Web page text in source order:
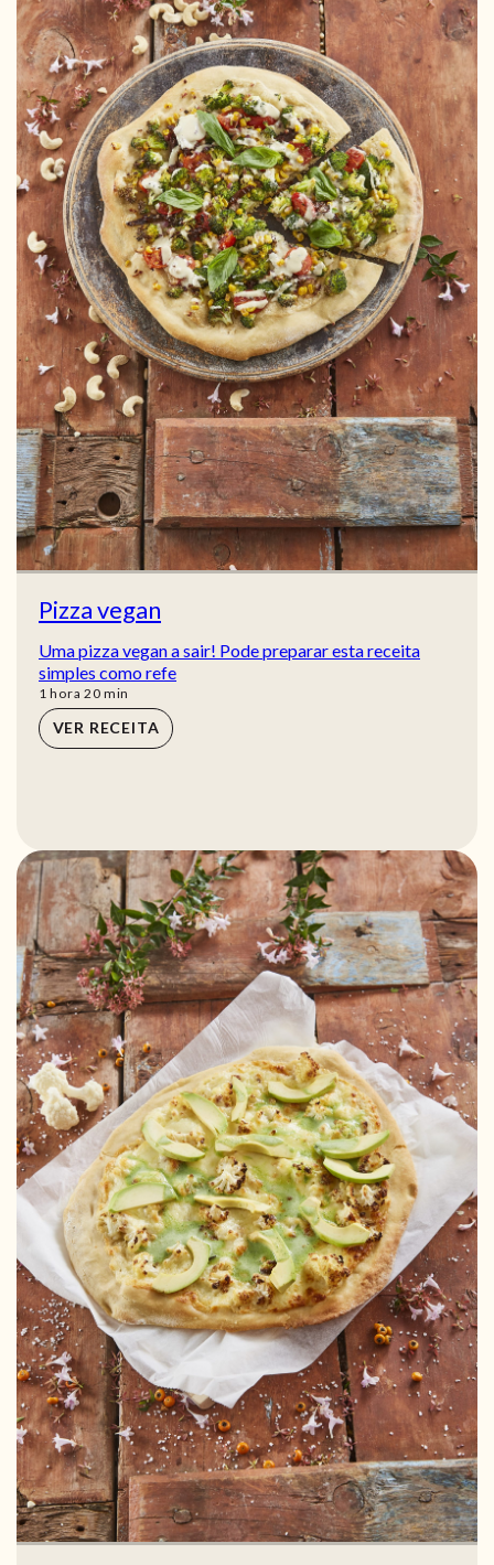
Pizza vegan
Uma pizza vegan a sair! Pode preparar esta receita
simples como refe
1 hora
hora 20min
min
VER RECEITA